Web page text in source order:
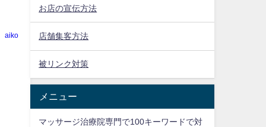
aiko
お店の宣伝方法
店舗集客方法
被リンク対策
メニュー
マッサージ治療院専門で100キーワードで対